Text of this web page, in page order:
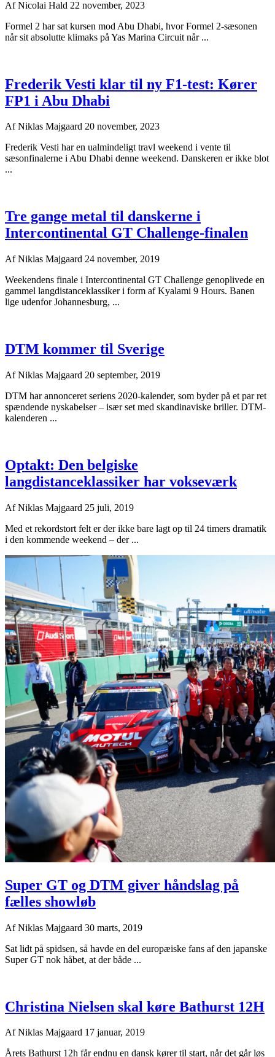
AfNicolai Hald 22 november, 2023
Formel 2 har sat kursen mod Abu Dhabi, hvor Formel 2-sæsonen
når sit absolutte klimaks på Yas Marina Circuit når ...
Frederik Vesti klar til ny F1-test: Kører
FP1 i Abu Dhabi
AfNiklas Majgaard 20 november, 2023
Frederik Vesti har en ualmindeligt travl weekend i vente til
sæsonfinalerne i Abu Dhabi denne weekend. Danskeren er ikke blot
...
Tre gange metal til danskerne i
Intercontinental GT Challenge-finalen
AfNiklas Majgaard 24 november, 2019
Weekendens finale i Intercontinental GT Challenge genoplivede en
gammel langdistanceklassiker i form af Kyalami 9 Hours. Banen
lige udenfor Johannesburg, ...
DTM kommer til Sverige
AfNiklas Majgaard 20 september, 2019
DTM har annonceret seriens 2020-kalender, som byder på et par ret
spændende nyskabelser – især set med skandinaviske briller. DTM-
kalenderen ...
Optakt: Den belgiske
langdistanceklassiker har vokseværk
AfNiklas Majgaard 25 juli, 2019
Med et rekordstort felt er der ikke bare lagt op til 24 timers dramatik
i den kommende weekend – der ...
Super GT og DTM giver håndslag på
fælles showløb
AfNiklas Majgaard 30 marts, 2019
Sat lidt på spidsen, så havde en del europæiske fans af den japanske
Super GT nok håbet, at der både ...
Christina Nielsen skal køre Bathurst 12H
AfNiklas Majgaard 17 januar, 2019
Årets Bathurst 12h får endnu en dansk kører til start, når det går løs